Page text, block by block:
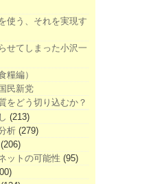
使う、それを実現す
せてしまった小沢一
糧編）
民新党
をどう切り込むか？
(213)
析 (279)
(206)
ットの可能性 (95)